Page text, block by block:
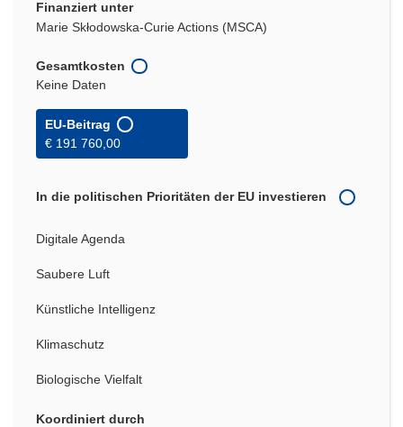
Finanziert unter
Marie Skłodowska-Curie Actions (MSCA)
Gesamtkosten
Keine Daten
EU-Beitrag
€ 191 760,00
In die politischen Prioritäten der EU investieren
Digitale Agenda
Saubere Luft
Künstliche Intelligenz
Klimaschutz
Biologische Vielfalt
Koordiniert durch